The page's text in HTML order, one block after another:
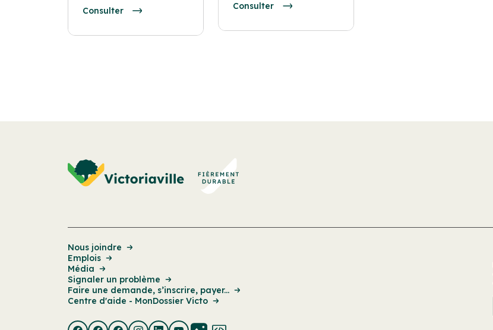
Consulter Consulter
Nous joindre
Emplois
Média
Signaler un problème
Faire une demande, s’inscrire, payer...
Centre d'aide - MonDossier Victo